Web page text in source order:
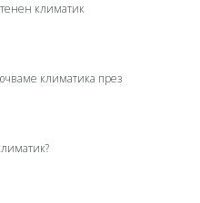
климатик
климатика през